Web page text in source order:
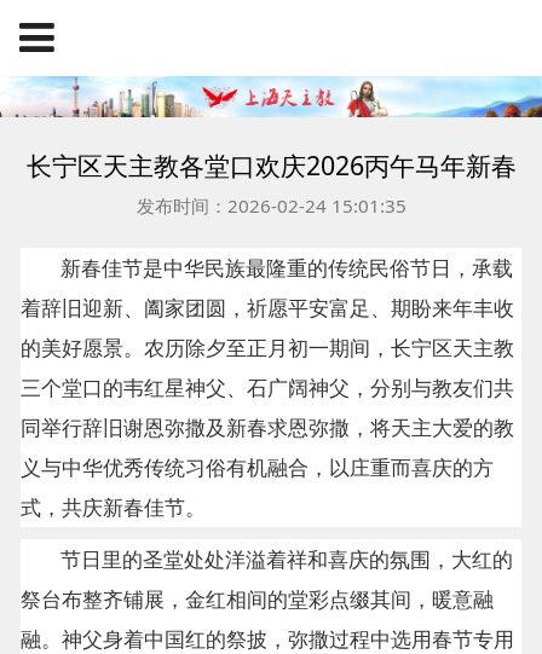
长宁区天主教各堂口欢庆2026丙午马年新春
发布时间：2026-02-24 15:01:35
新春佳节是中华民族最隆重的传统民俗节日，承载
着辞旧迎新、阖家团圆，祈愿平安富足、期盼来年丰收
的美好愿景。农历除夕至正月初一期间，长宁区天主教
三个堂口的韦红星神父、石广阔神父，分别与教友们共
同举行辞旧谢恩弥撒及新春求恩弥撒，将天主大爱的教
义与中华优秀传统习俗有机融合，以庄重而喜庆的方
式，共庆新春佳节。
节日里的圣堂处处洋溢着祥和喜庆的氛围，大红的
祭台布整齐铺展，金红相间的堂彩点缀其间，暖意融
融。神父身着中国红的祭披，弥撒过程中选用春节专用